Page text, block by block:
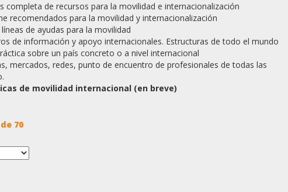
completa de recursos para la movilidad e internacionalización
recomendados para la movilidad y internacionalización
de ayudas para la movilidad
de información y apoyo internacionales. Estructuras de todo el mundo
sobre un país concreto o a nivel internacional
mercados, redes, punto de encuentro de profesionales de todas las
de movilidad internacional (en breve)
70